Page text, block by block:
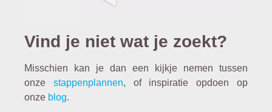
Vind je niet wat je zoekt?
Misschien kan je dan een kijkje nemen tussen
onze stappenplannen, of inspiratie opdoen op
onze blog.